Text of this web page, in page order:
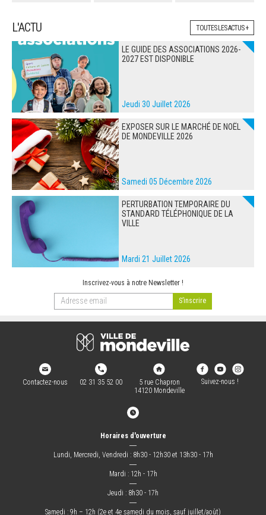
L'ACTU TOUTES LES ACTUS +
LE GUIDE DES ASSOCIATIONS 2026-
2027 EST DISPONIBLE
Jeudi 30 Juillet 2026
EXPOSER SUR LE MARCHÉ DE NOËL
DE MONDEVILLE 2026
Samedi 05 Décembre 2026
PERTURBATION TEMPORAIRE DU
STANDARD TÉLÉPHONIQUE DE LA
VILLE
Mardi 21 Juillet 2026
Inscrivez-vous à notre Newsletter !
Contactez-nous 02 31 35 52 00
5 rue Chapron
14120 Mondeville
Suivez-nous !
Horaires d'ouverture
―
Lundi, Mercredi, Vendredi : 8h30 - 12h30 et 13h30 - 17h
―
Mardi : 12h - 17h
―
Jeudi : 8h30 - 17h
―
Samedi : 9h – 12h (2e et 4e samedi du mois, sauf juillet/août)